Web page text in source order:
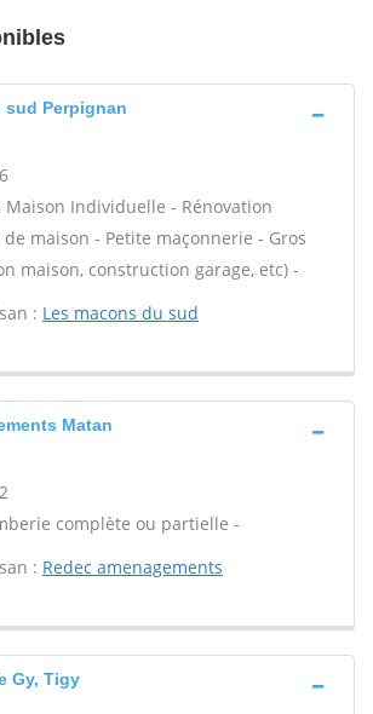
sud Perpignan
Individuelle - Rénovation
de maison - Petite maçonnerie - Gros
maison, construction garage, etc) -
: Les macons du sud
Matan
complète ou partielle -
: Redec amenagements
Gy, Tigy